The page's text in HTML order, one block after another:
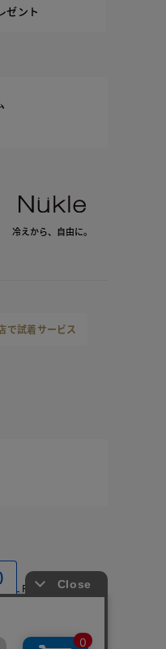
ゼント
冷えから、 自由に。
で試着サービス
RIGHTS RESERVED.